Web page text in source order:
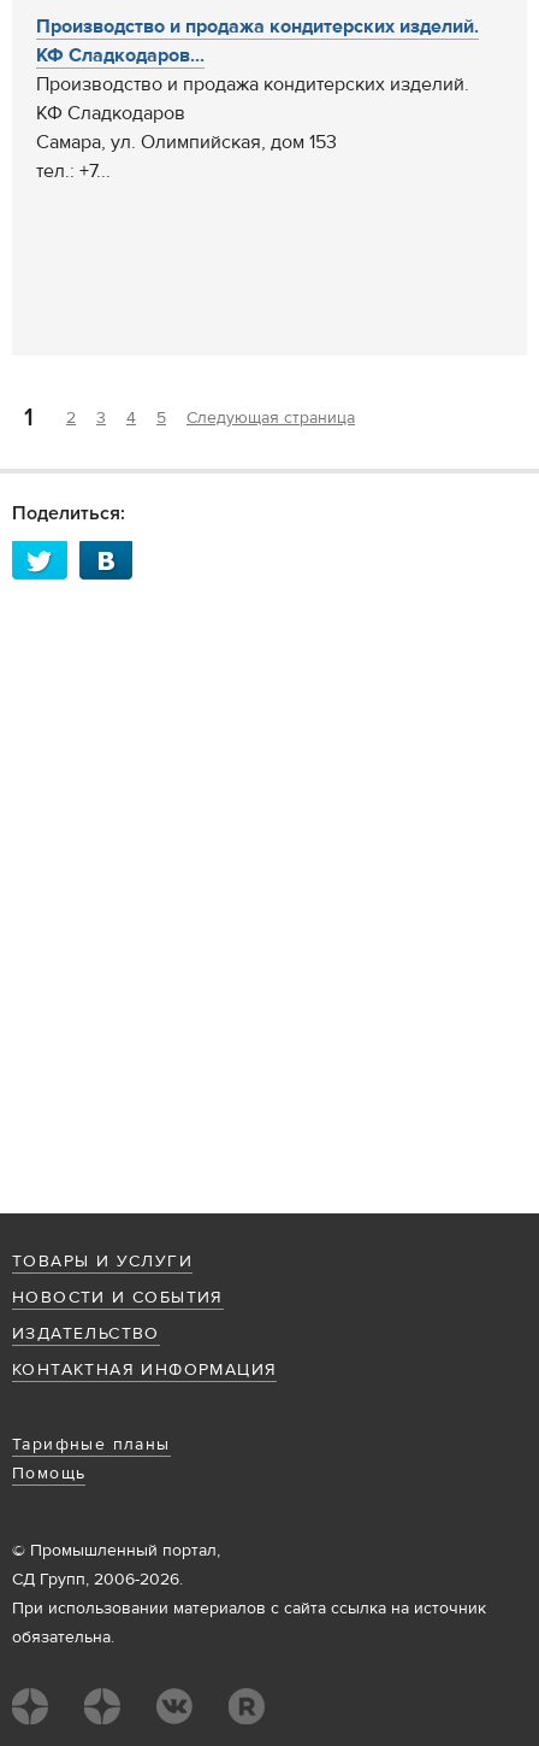
Производство и продажа кондитерских изделий.
КФ Сладкодаров...
Производство и продажа кондитерских изделий.
КФ Сладкодаров
Самара, ул. Олимпийская, дом 153
тел.: +7...
1 2 3 4 5 Следующая страница
Поделиться:
ТОВАРЫ И УСЛУГИ
НОВОСТИ И СОБЫТИЯ
ИЗДАТЕЛЬСТВО
КОНТАКТНАЯ ИНФОРМАЦИЯ
Тарифные планы
Помощь
© Промышленный портал,
СД Групп, 2006-2026.
При использовании материалов с сайта ссылка на источник
обязательна.